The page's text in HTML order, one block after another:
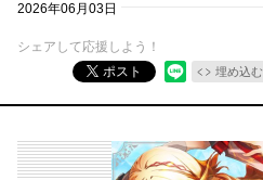
2026年06月03日
シェアして応援しよう！
ポスト
埋め込む